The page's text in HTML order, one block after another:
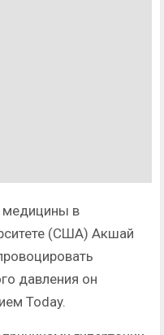
медицины в
(США) Акшай
давления он
Today.